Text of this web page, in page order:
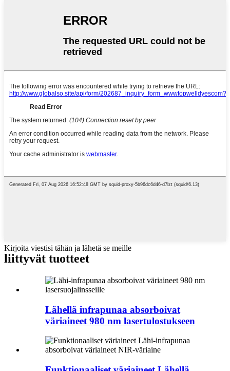
Kirjoita viestisi tähän ja lähetä se meille
liittyvät tuotteet
Lähellä infrapunaa absorboivat
väriaineet 980 nm lasertulostukseen